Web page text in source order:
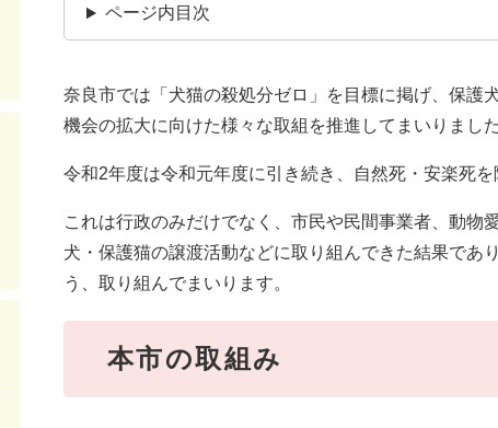
ページ内目次
奈良市では「犬猫の殺処分ゼロ」を目標に掲げ、保護
機会の拡大に向けた様々な取組を推進してまいりました
令和2年度は令和元年度に引き続き、自然死・安楽死
これは行政のみだけでなく、市民や民間事業者、動物
犬・保護猫の譲渡活動などに取り組んできた結果であ
う、取り組んでまいります。
本市の取組み